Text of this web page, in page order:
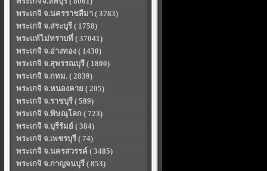
พระเกจิ จ.นครราชสีมา ( 3783)
พระเกจิ จ.สระบุรี ( 1758)
พระแท้ไม่ทราบที่ ( 37041)
พระเกจิ จ.อ่างทอง ( 1430)
พระเกจิ จ.สุพรรณบุรี ( 1800)
พระเกจิ จ.กทม. ( 2839)
พระเกจิ จ.หนองคาย ( 205)
พระเกจิ จ.ราชบุรี ( 589)
พระเกจิ จ.พิษณุโลก ( 723)
พระเกจิ จ.บุรีรัมย์ ( 384)
พระเกจิ จ.เพชรบุรี ( 74)
พระเกจิ จ.นครสวรรค์ ( 3485)
พระเกจิ จ.กาญจนบุรี ( 853)